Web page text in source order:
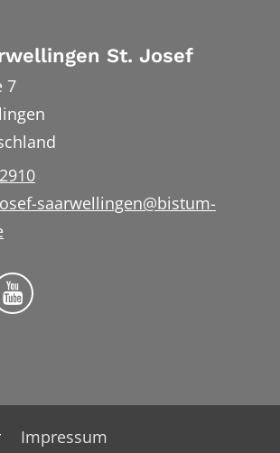
St. Josef
7
saarwellingen@bistum-
auf Instragram
uns auf Facebook
Fogle uns auf YouTube
Impressum